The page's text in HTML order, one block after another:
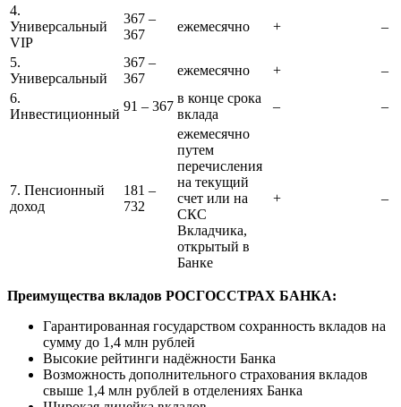
4.
Универсальный
VIP
367 –
367
ежемесячно + –
5.
Универсальный
367 –
367
ежемесячно +
–
6.
Инвестиционный
91 – 367
в конце срока
вклада
– –
7. Пенсионный
доход
181 –
732
ежемесячно
путем
перечисления
на текущий
счет или на
СКС
Вкладчика,
открытый в
Банке
+ –
Преимущества вкладов РОСГОССТРАХ БАНКА:
Гарантированная государством сохранность вкладов на
сумму до 1,4 млн рублей
Высокие рейтинги надёжности Банка
Возможность дополнительного страхования вкладов
свыше 1,4 млн рублей в отделениях Банка